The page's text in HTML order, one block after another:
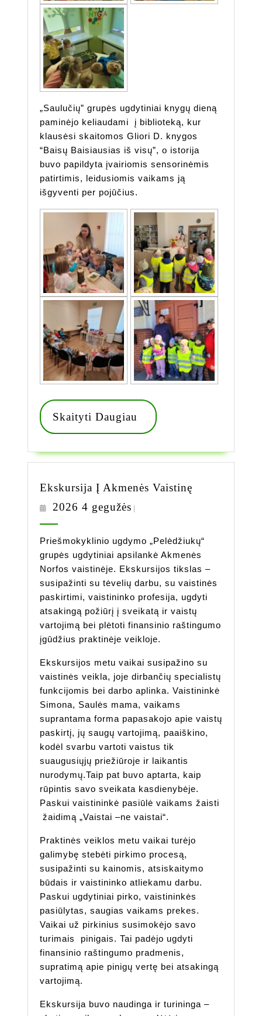
„Saulučių” grupės ugdytiniai knygų dieną
paminėjo keliaudami į biblioteką, kur
klausėsi skaitomos Gliori D. knygos
“Baisų Baisiausias iš visų”, o istorija
buvo papildyta įvairiomis sensorinėmis
patirtimis, leidusiomis vaikams ją
išgyventi per pojūčius.
Skaityti Daugiau
Skaityti
Daugiau
Ekskursija Į Akmenės Vaistinę
2026 4 gegužės 2026
gegužės
Priešmokyklinio ugdymo „Pelėdžiukų“
grupės ugdytiniai apsilankė Akmenės
Norfos vaistinėje. Ekskursijos tikslas –
susipažinti su tėvelių darbu, su vaistinės
paskirtimi, vaistininko profesija, ugdyti
atsakingą požiūrį į sveikatą ir vaistų
vartojimą bei plėtoti finansinio raštingumo
įgūdžius praktinėje veikloje.
Ekskursijos metu vaikai susipažino su
vaistinės veikla, joje dirbančių specialistų
funkcijomis bei darbo aplinka. Vaistininkė
Simona, Saulės mama, vaikams
suprantama forma papasakojo apie vaistų
paskirtį, jų saugų vartojimą, paaiškino,
kodėl svarbu vartoti vaistus tik
suaugusiųjų priežiūroje ir laikantis
nurodymų.Taip pat buvo aptarta, kaip
rūpintis savo sveikata kasdienybėje.
Paskui vaistininkė pasiūlė vaikams žaisti
žaidimą „Vaistai –ne vaistai“.
Praktinės veiklos metu vaikai turėjo
galimybę stebėti pirkimo procesą,
susipažinti su kainomis, atsiskaitymo
būdais ir vaistininko atliekamu darbu.
Paskui ugdytiniai pirko, vaistininkės
pasiūlytas, saugias vaikams prekes.
Vaikai už pirkinius susimokėjo savo
turimais pinigais. Tai padėjo ugdyti
finansinio raštingumo pradmenis,
supratimą apie pinigų vertę bei atsakingą
vartojimą.
Ekskursija buvo naudinga ir turininga –